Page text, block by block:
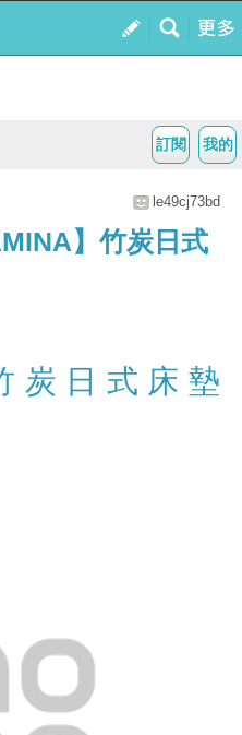
我的
訂閱
le49cj73bd
】竹炭日式
炭日式床墊